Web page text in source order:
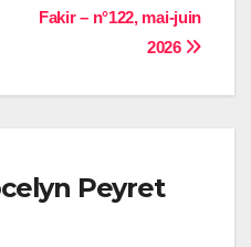
Fakir – n°122, mai-juin
2026
Peyret